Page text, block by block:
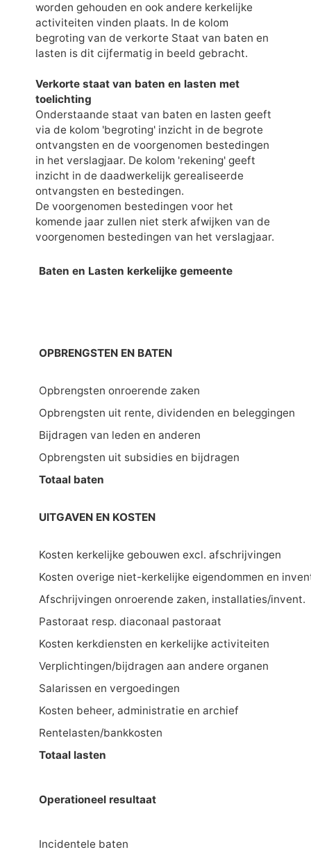
worden gehouden en ook andere kerkelijke
activiteiten vinden plaats. In de kolom
begroting van de verkorte Staat van baten en
lasten is dit cijfermatig in beeld gebracht.
Verkorte staat van baten en lasten met
toelichting
Onderstaande staat van baten en lasten geeft
via de kolom 'begroting' inzicht in de begrote
ontvangsten en de voorgenomen bestedingen
in het verslagjaar. De kolom 'rekening' geeft
inzicht in de daadwerkelijk gerealiseerde
ontvangsten en bestedingen.
De voorgenomen bestedingen voor het
komende jaar zullen niet sterk afwijken van de
voorgenomen bestedingen van het verslagjaar.
Baten en Lasten kerkelijke gemeente
OPBRENGSTEN EN BATEN
Opbrengsten onroerende zaken
Opbrengsten uit rente, dividenden en beleggingen
Bijdragen van leden en anderen
Opbrengsten uit subsidies en bijdragen
Totaal baten
UITGAVEN EN KOSTEN
Kosten kerkelijke gebouwen excl. afschrijvingen
Kosten overige niet-kerkelijke eigendommen en
Afschrijvingen onroerende zaken, installaties/invent.
Pastoraat resp. diaconaal pastoraat
Kosten kerkdiensten en kerkelijke activiteiten
Verplichtingen/bijdragen aan andere organen
Salarissen en vergoedingen
Kosten beheer, administratie en archief
Rentelasten/bankkosten
Totaal lasten
Operationeel resultaat
Incidentele baten